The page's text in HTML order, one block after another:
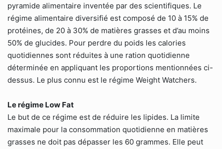
pyramide alimentaire inventée par des scientifiques. Le
régime alimentaire diversifié est composé de 10 à 15% de
protéines, de 20 à 30% de matières grasses et d’au moins
50% de glucides. Pour perdre du poids les calories
quotidiennes sont réduites à une ration quotidienne
déterminée en appliquant les proportions mentionnées ci-
dessus. Le plus connu est le régime Weight Watchers.
Le régime Low Fat
Le but de ce régime est de réduire les lipides. La limite
maximale pour la consommation quotidienne en matières
grasses ne doit pas dépasser les 60 grammes. Elle peut